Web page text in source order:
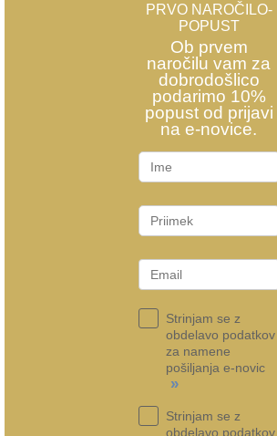
PRVO NAROČILO-
POPUST
Ob prvem
naročilu vam za
dobrodošlico
podarimo 10%
popust od prijavi
na e-novice.
Strinjam se z
obdelavo podatkov
za namene
pošiljanja e-novic
»
Strinjam se z
obdelavo podatkov